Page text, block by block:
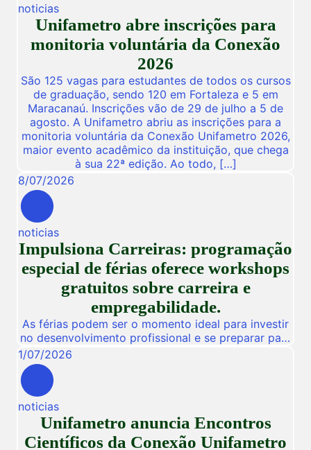
noticias
Unifametro abre inscrições para
monitoria voluntária da Conexão
2026
São 125 vagas para estudantes de todos os cursos
de graduação, sendo 120 em Fortaleza e 5 em
Maracanaú. Inscrições vão de 29 de julho a 5 de
agosto. A Unifametro abriu as inscrições para a
monitoria voluntária da Conexão Unifametro 2026,
maior evento acadêmico da instituição, que chega
à sua 22ª edição. Ao todo, […]
8/07/2026
noticias
Impulsiona Carreiras: programação
especial de férias oferece workshops
gratuitos sobre carreira e
empregabilidade.
As férias podem ser o momento ideal para investir
no desenvolvimento profissional e se preparar para
novas oportunidades no mercado de trabalho.
Pensando nisso, a Unifametro Carreiras promoverá,
de 27 a 31 de julho, o Impulsiona Carreiras, uma
programação especial de férias composta por
workshops online e gratuitos voltados para alunos,
egressos e público interessado. […]
1/07/2026
noticias
Unifametro anuncia Encontros
Científicos da Conexão Unifametro